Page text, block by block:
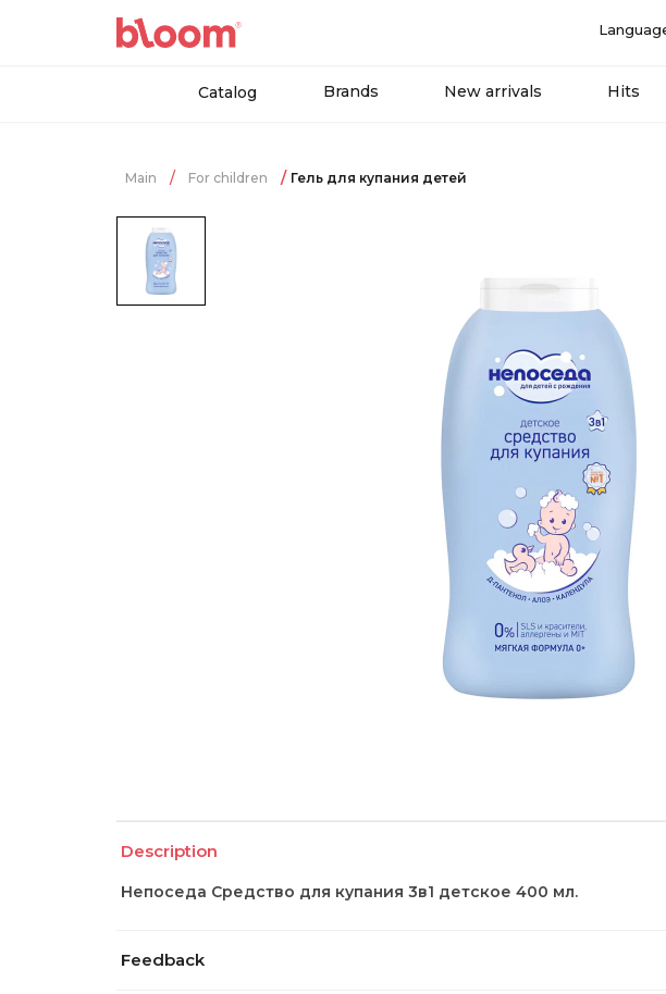
Catalog Brands New arrivals Hits
Main For children Гель для купания детей
Description
Непоседа Средство для купания 3в1 детское 400 мл.
Feedback